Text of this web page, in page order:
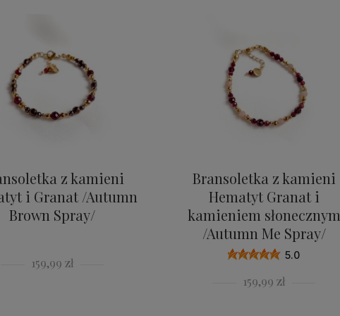
z kamieni
i Granat /Autumn
Brown Spray/
159,99 zł
Bransoletka z kamieni
Hematyt Granat i
kamieniem słonecznym
/Autumn Me Spray/
5.0
159,99 zł